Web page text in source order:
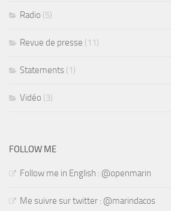
Radio (5)
Revue de presse (11)
Statements (1)
Vidéo (3)
FOLLOW ME
Follow me in English : @openmarin
Me suivre sur twitter : @marindacos